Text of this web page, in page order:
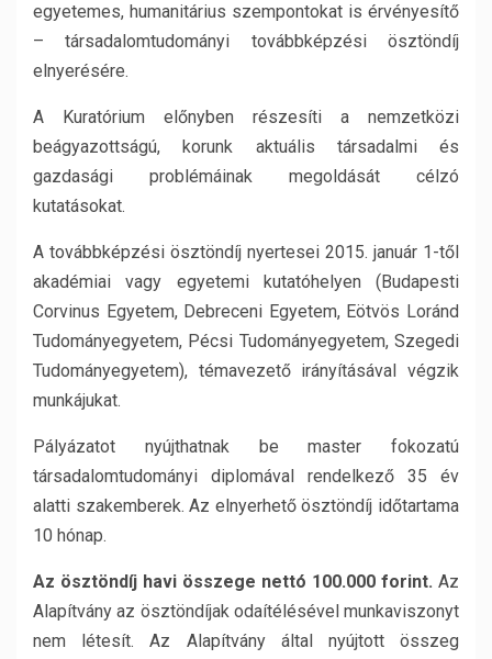
egyetemes, humanitárius szempontokat is érvényesítő
– társadalomtudományi továbbképzési ösztöndíj
elnyerésére.
A Kuratórium előnyben részesíti a nemzetközi
beágyazottságú, korunk aktuális társadalmi és
gazdasági problémáinak megoldását célzó
kutatásokat.
A továbbképzési ösztöndíj nyertesei 2015. január 1-től
akadémiai vagy egyetemi kutatóhelyen (Budapesti
Corvinus Egyetem, Debreceni Egyetem, Eötvös Loránd
Tudományegyetem, Pécsi Tudományegyetem, Szegedi
Tudományegyetem), témavezető irányításával végzik
munkájukat.
Pályázatot nyújthatnak be master fokozatú
társadalomtudományi diplomával rendelkező 35 év
alatti szakemberek. Az elnyerhető ösztöndíj időtartama
10 hónap.
Az ösztöndíj havi összege nettó 100.000 forint. Az
Alapítvány az ösztöndíjak odaítélésével munkaviszonyt
nem létesít. Az Alapítvány által nyújtott összeg